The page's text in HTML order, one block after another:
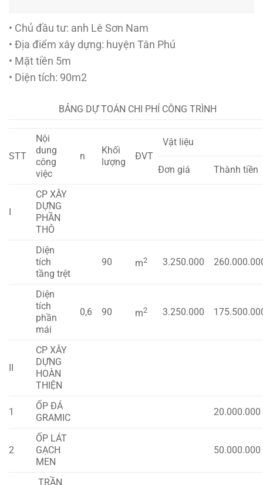
• Chủ đầu tư: anh Lê Sơn Nam
• Địa điểm xây dựng: huyện Tân Phú
• Mặt tiền 5m
• Diện tích: 90m2
BẢNG DỰ TOÁN CHI PHÍ CÔNG TRÌNH
STT
Nội
dung
công
việc
n
Khối
lượng
ĐVT
Vật liệu
Đơn giá Thành tiền
I
CP XÂY
DỰNG
PHẦN
THÔ
Diện
tích
tầng trệt
90 m2 3.250.000
Diện
tích
phần
mái
0,6 90 m2 3.250.000
II
CP XÂY
DỰNG
HOÀN
THIỆN
1
ỐP ĐÁ
GRAMIC
20.000.000
2
ỐP LÁT
GẠCH
MEN
50.000.000
TRẦN